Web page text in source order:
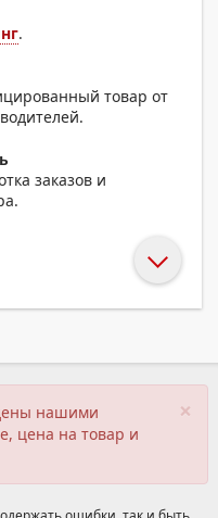
.
товар от
заказов и
×
нашими
цена на товар и